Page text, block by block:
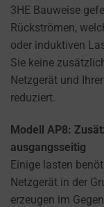
3HE Bauweise
Rückströmen,
oder induktiven
Sie keine
Netzgerät und
reduziert.
Modell AP8:
ausgangsseitig
Einige lasten
Netzgerät in der
erzeugen im